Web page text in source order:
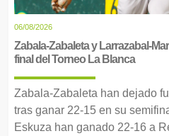
06/08/2026
Zabala-Zabaleta y Larrazabal-
final del Torneo La Blanca
Zabala-Zabaleta han dejado
tras ganar 22-15 en su
Eskuza han ganado 22-16 a